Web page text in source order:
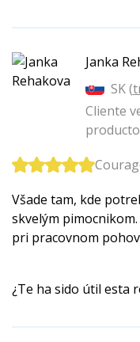
Janka
SK (
Cliente
producto
Všade tam, kde
skvelým
pri pracovnom
¿Te ha sido útil esta